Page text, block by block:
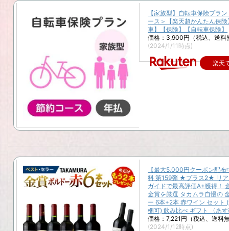
【家族型】自転車保険プラ
ース＞【楽天超かんたん保
車】【保険】【自転車保険】
価格：3,900円（税込、送料
(2024/1/11時点)
楽天
【最大5,000円クーポン配布
料 第159弾 ★プラス2★ リア
ガイドで最高評価A+獲得！
金賞を厳選 タカムラ自慢の
ー 6本+2本 赤ワイン セット
梱可) 飲み比べ ギフト 〈あ
価格：7,221円（税込、送料
(2024/1/12時点)